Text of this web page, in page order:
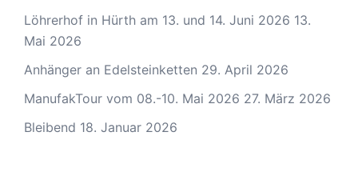
Löhrerhof in Hürth am 13. und 14. Juni 2026 13.
Mai 2026
Anhänger an Edelsteinketten 29. April 2026
ManufakTour vom 08.-10. Mai 2026 27. März 2026
Bleibend 18. Januar 2026